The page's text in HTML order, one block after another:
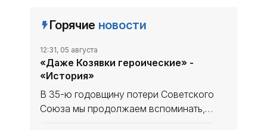
Горячие новости
12:31, 05 августа
«Даже Козявки героические» -
«История»
В 35-ю годовщину потери Советского
Союза мы продолжаем вспоминать,